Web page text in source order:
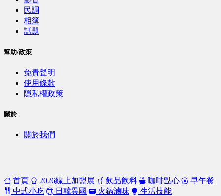
民調
相簿
話題
幫助/政策
免責聲明
使用條款
隱私權政策
關於
關於我們
首頁 2026線上加盟展 飲品飲料 咖啡點心
早午餐
中式小吃
日韓異國 火鍋滷味
生活技能